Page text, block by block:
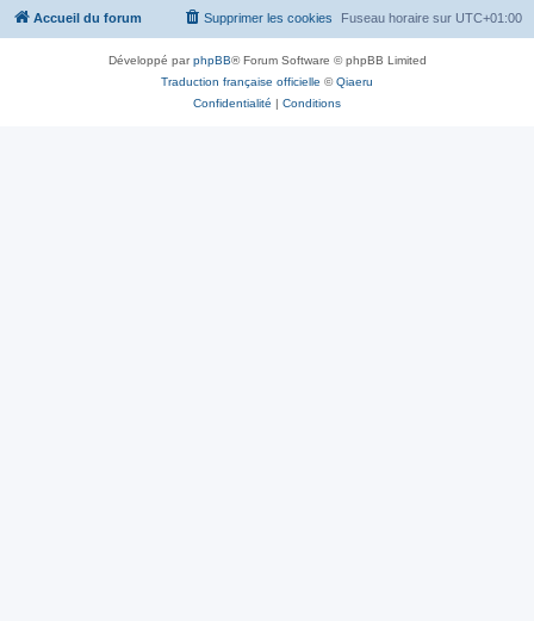
Accueil du forum Fuseau horaire sur UTC+01:00
Supprimer les cookies
Développé parphpBB® Forum Software © phpBB Limited
Traduction française officielle ©Qiaeru
Confidentialité | Conditions